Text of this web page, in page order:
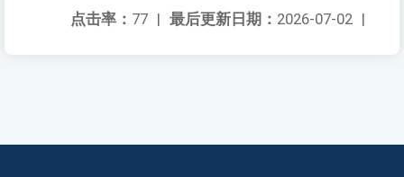
最后更新日期： 2026-07-02 |
点击率： 77 |